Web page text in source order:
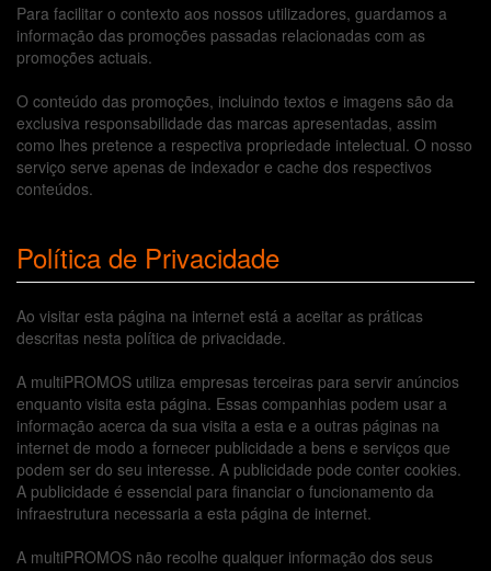
Para facilitar o contexto aos nossos utilizadores, guardamos a
informação das promoções passadas relacionadas com as
promoções actuais.
O conteúdo das promoções, incluindo textos e imagens são da
exclusiva responsabilidade das marcas apresentadas, assim
como lhes pretence a respectiva propriedade intelectual. O nosso
serviço serve apenas de indexador e cache dos respectivos
conteúdos.
Política de Privacidade
Ao visitar esta página na internet está a aceitar as práticas
descritas nesta política de privacidade.
A multiPROMOS utiliza empresas terceiras para servir anúncios
enquanto visita esta página. Essas companhias podem usar a
informação acerca da sua visita a esta e a outras páginas na
internet de modo a fornecer publicidade a bens e serviços que
podem ser do seu interesse. A publicidade pode conter cookies.
A publicidade é essencial para financiar o funcionamento da
infraestrutura necessaria a esta página de internet.
A multiPROMOS não recolhe qualquer informação dos seus